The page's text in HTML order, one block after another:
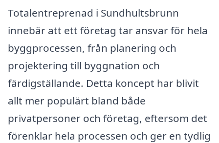
Totalentreprenad i Sundhultsbrunn
innebär att ett företag tar ansvar för hela
byggprocessen, från planering och
projektering till byggnation och
färdigställande. Detta koncept har blivit
allt mer populärt bland både
privatpersoner och företag, eftersom det
förenklar hela processen och ger en tydlig